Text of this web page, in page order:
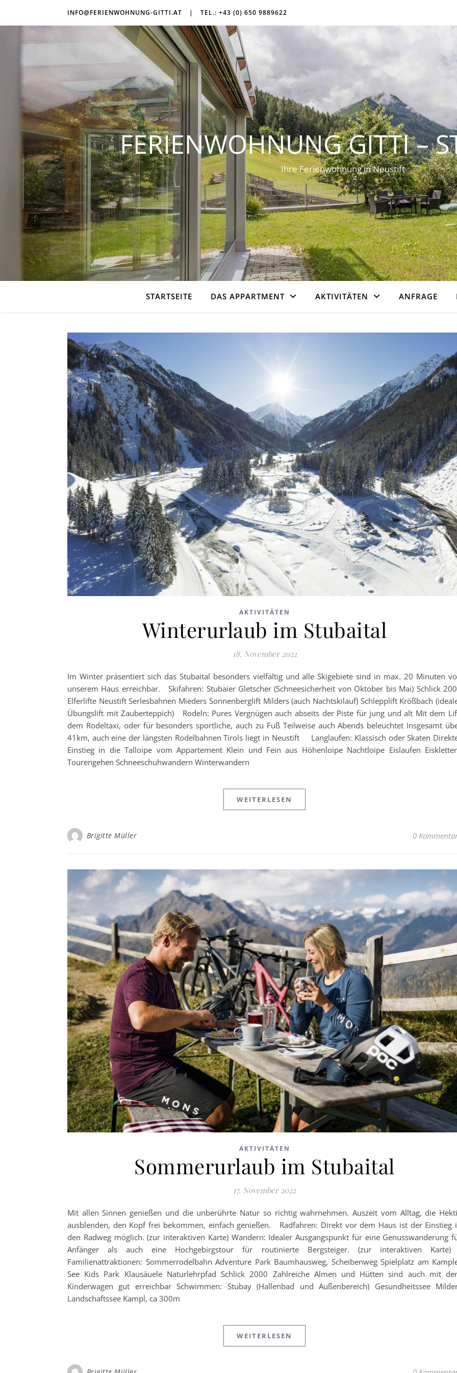
INFO@FERIENWOHNUNG-GITTI.AT | TEL.: +43 (0) 650 9889622
FERIENWOHNUNG GITTI –
Ihre Ferienwohnung in Neustift
STARTSEITE DAS APPARTMENT AKTIVITÄTEN ANFRAGE
AKTIVITÄTEN
Winterurlaub im Stubaital
18. November 2022
Im Winter präsentiert sich das Stubaital besonders vielfältig und alle Skigebiete sind in max. 20 Minuten
unserem Haus erreichbar. Skifahren: Stubaier Gletscher (Schneesicherheit von Oktober bis Mai) Schlick
Elferlifte Neustift Serlesbahnen Mieders Sonnenberglift Milders (auch Nachtskilauf) Schlepplift Krößbach
Übungslift mit Zauberteppich) Rodeln: Pures Vergnügen auch abseits der Piste für jung und alt Mit dem
dem Rodeltaxi, oder für besonders sportliche, auch zu Fuß Teilweise auch Abends beleuchtet Insgesamt
41km, auch eine der längsten Rodelbahnen Tirols liegt in Neustift Langlaufen: Klassisch oder Skaten
Einstieg in die Talloipe vom Appartement Klein und Fein aus Höhenloipe Nachtloipe Eislaufen
Tourengehen Schneeschuhwandern Winterwandern
WEITERLESEN
Brigitte Müller 0
AKTIVITÄTEN
Sommerurlaub im Stubaital
17. November 2022
Mit allen Sinnen genießen und die unberührte Natur so richtig wahrnehmen. Auszeit vom Alltag, die
ausblenden, den Kopf frei bekommen, einfach genießen. Radfahren: Direkt vor dem Haus ist der Einstieg
den Radweg möglich. (zur interaktiven Karte) Wandern: Idealer Ausgangspunkt für eine Genusswanderung
Anfänger als auch eine Hochgebirgstour für routinierte Bergsteiger. (zur interaktiven Karte)
Familienattraktionen: Sommerrodelbahn Adventure Park Baumhausweg, Scheibenweg Spielplatz am
See Kids Park Klausäuele Naturlehrpfad Schlick 2000 Zahlreiche Almen und Hütten sind auch mit
Kinderwagen gut erreichbar Schwimmen: Stubay (Hallenbad und Außenbereich) Gesundheitssee
Landschaftssee Kampl, ca 300m
WEITERLESEN